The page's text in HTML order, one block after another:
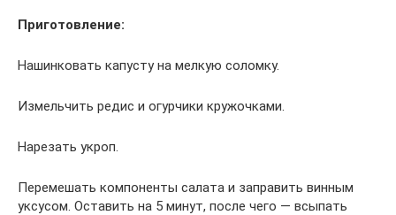
Приготовление:
Нашинковать капусту на мелкую соломку.
Измельчить редис и огурчики кружочками.
Нарезать укроп.
Перемешать компоненты салата и заправить винным
уксусом. Оставить на 5 минут, после чего — всыпать